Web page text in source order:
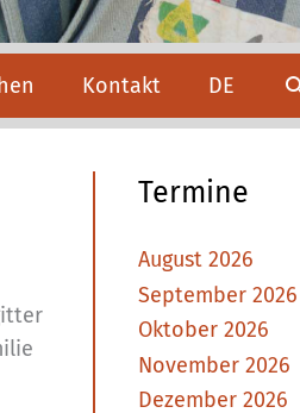
Kontakt DE
Termine
August 2026
September 2026
Oktober 2026
November 2026
Dezember 2026